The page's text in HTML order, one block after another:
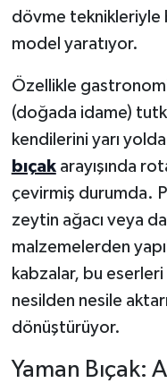
dövme teknikleriyle
model yaratıyor.
Özellikle
(doğada idame)
kendilerini yarı
bıçakarayışında
çevirmiş durumda.
zeytin ağacı veya
malzemelerden
kabzalar, bu
nesilden nesile
dönüştürüyor.
Yaman Bıçak: